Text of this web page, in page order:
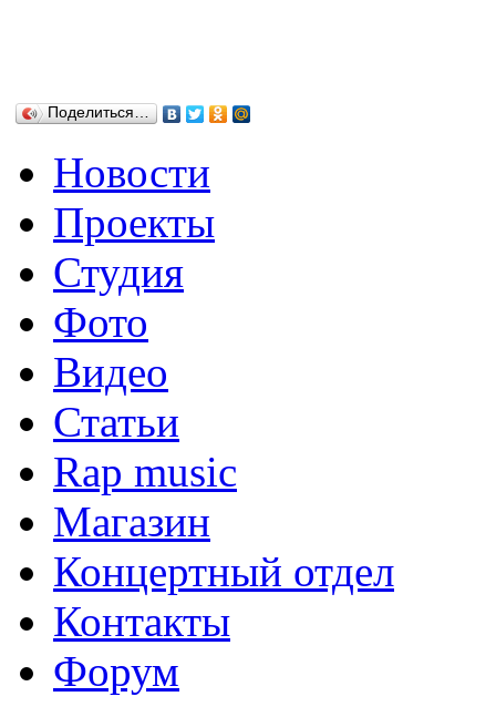
Поделиться…
Новости
Проекты
Студия
Фото
Видео
Статьи
Rap music
Магазин
Концертный отдел
Контакты
Форум